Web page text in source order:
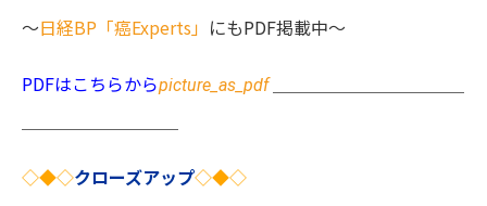
～日経BP「癌Experts」 にもPDF掲載中～
PDFはこちらからpicture_as_pdf＿＿＿＿＿＿＿＿＿＿＿
◇◆◇クローズアップ◇◆◇